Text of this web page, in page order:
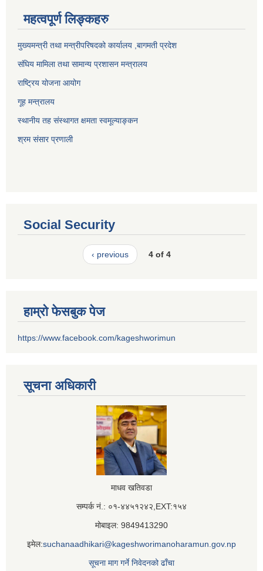
महत्वपूर्ण लिङ्कहरु
मुख्यमन्त्री तथा मन्त्रीपरिषदको कार्यालय ,बागमती प्रदेश
संघिय मामिला तथा सामान्य प्रशासन मन्त्रालय
राष्ट्रिय योजना आयोग
गूह मन्त्रालय
स्थानीय तह संस्थागत क्षमता स्वमूल्याङ्कन
श्रम संसार प्रणाली
Social Security
‹ previous 4 of 4
हाम्रो फेसबुक पेज
https://www.facebook.com/kageshworimun
सूचना अधिकारी
माधव खतिवडा
सम्पर्क नं.: ०१-४४५१२४२,EXT:१५४
मोबाइल: 9849413290
इमेल:suchanaadhikari@kageshworimanoharamun.gov.np
सूचना माग गर्ने निवेदनको ढाँचा